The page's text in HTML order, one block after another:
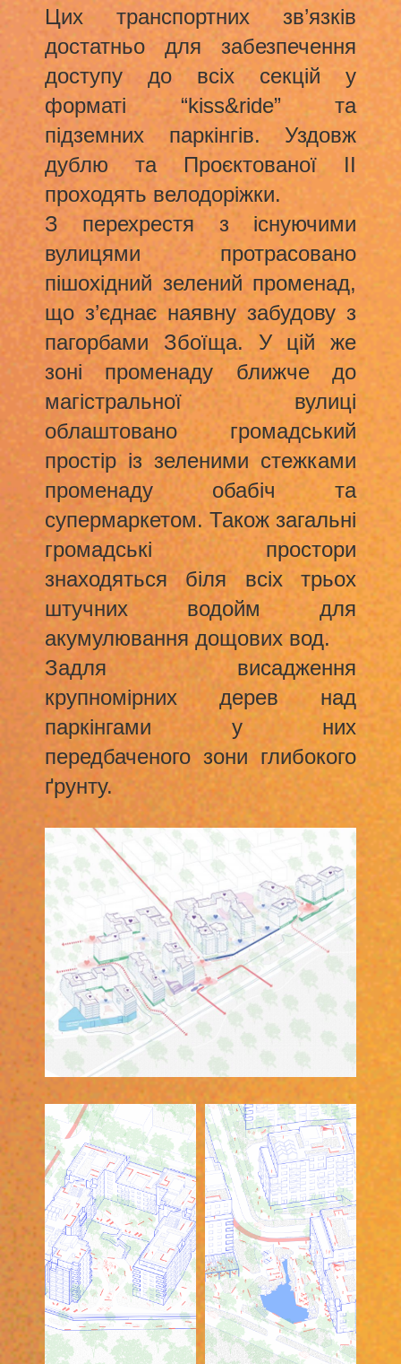
Цих транспортних зв’язків
достатньо для забезпечення
доступу до всіх секцій у
форматі “kiss&ride” та
підземних паркінгів. Уздовж
дублю та Проєктованої ІІ
проходять велодоріжки.
З перехрестя з існуючими
вулицями протрасовано
пішохідний зелений променад,
що з’єднає наявну забудову з
пагорбами Збоїща. У цій же
зоні променаду ближче до
магістральної вулиці
облаштовано громадський
простір із зеленими стежками
променаду обабіч та
супермаркетом. Також загальні
громадські простори
знаходяться біля всіх трьох
штучних водойм для
акумулювання дощових вод.
Задля висадження
крупномірних дерев над
паркінгами у них
передбаченого зони глибокого
ґрунту.